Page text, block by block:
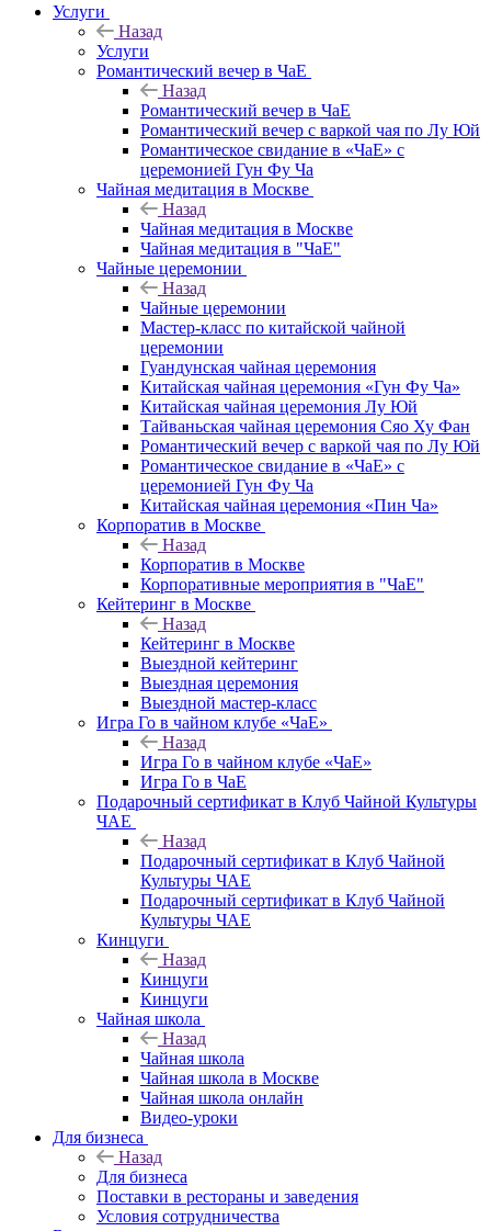
Услуги
Назад
Услуги
Романтический вечер в ЧаЕ
Назад
Романтический вечер в ЧаЕ
Романтический вечер с варкой чая по Лу Юй
Романтическое свидание в «ЧаЕ» с
церемонией Гун Фу Ча
Чайная медитация в Москве
Назад
Чайная медитация в Москве
Чайная медитация в "ЧаЕ"
Чайные церемонии
Назад
Чайные церемонии
Мастер-класс по китайской чайной
церемонии
Гуандунская чайная церемония
Китайская чайная церемония «Гун Фу Ча»
Китайская чайная церемония Лу Юй
Тайваньская чайная церемония Сяо Ху Фан
Романтический вечер с варкой чая по Лу Юй
Романтическое свидание в «ЧаЕ» с
церемонией Гун Фу Ча
Китайская чайная церемония «Пин Ча»
Корпоратив в Москве
Назад
Корпоратив в Москве
Корпоративные мероприятия в "ЧаЕ"
Кейтеринг в Москве
Назад
Кейтеринг в Москве
Выездной кейтеринг
Выездная церемония
Выездной мастер-класс
Игра Го в чайном клубе «ЧаЕ»
Назад
Игра Го в чайном клубе «ЧаЕ»
Игра Го в ЧаЕ
Подарочный сертификат в Клуб Чайной Культуры
ЧАЕ
Назад
Подарочный сертификат в Клуб Чайной
Культуры ЧАЕ
Подарочный сертификат в Клуб Чайной
Культуры ЧАЕ
Кинцуги
Назад
Кинцуги
Кинцуги
Чайная школа
Назад
Чайная школа
Чайная школа в Москве
Чайная школа онлайн
Видео-уроки
Для бизнеса
Назад
Для бизнеса
Поставки в рестораны и заведения
Условия сотрудничества